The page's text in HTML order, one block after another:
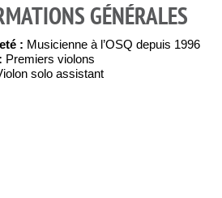
GÉNÉRALES
: Musicienne à l’OSQ depuis 1996
Premiers violons
solo assistant